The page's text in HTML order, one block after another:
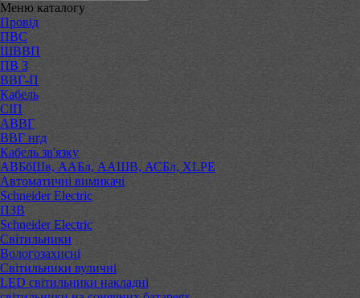
Меню каталогу
Провід
ПВС
ШВВП
ПВ 3
ВВГ-П
Кабель
СІП
АВВГ
ВВГ нгд
Кабель зв'язку
АВБбШв, ААБл, ААШВ, АСБл, XLPE
Автоматичні вимикачі
Schneider Electric
ПЗВ
Schneider Electric
Світильники
Вологозахисні
Світильники вуличні
LED світильники накладні